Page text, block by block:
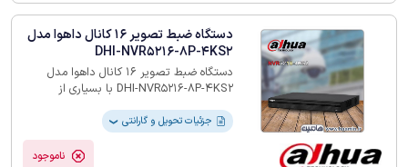
دستگاه ضبط تصویر 16 کانال داهوا مدل
DHI-NVR5216-8P-4KS2
دستگاه ضبط تصویر 16 کانال داهوا مدل
DHI-NVR5216-8P-4KS2 با بسیاری از
حلی عالی برای سیستم های نظارتی که
مستقل از سیستم مدیریت ویدیو (VMS) کار
می کنند، تبدیل می کند. این دارای یک
جزئیات تحویل و گارانتی ❯
ناموجود